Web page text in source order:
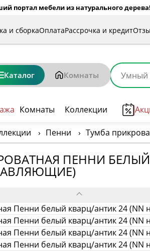
портал мебели из натурального дерева!
и сборкаОплатаРассрочка и кредит
Каталог Комнаты
Комнаты Коллекции
› Пенни › Тумба
ПЕННИ БЕЛЫЙ